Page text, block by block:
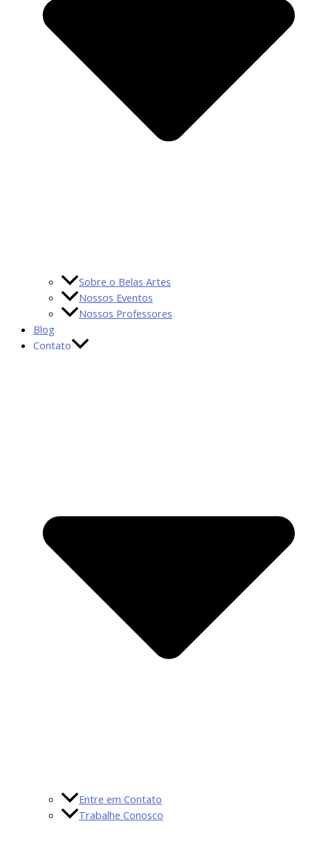
Sobre o Belas Artes
Nossos Eventos
Nossos Professores
Blog
Contato
Entre em Contato
Trabalhe Conosco